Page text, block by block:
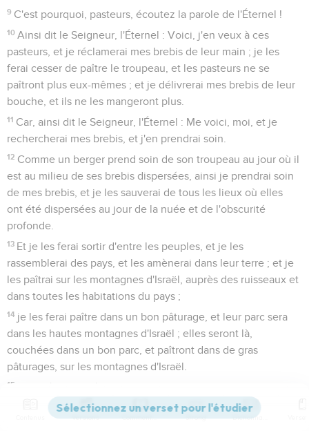
9 C'est pourquoi, pasteurs, écoutez la parole de l'Éternel !
10 Ainsi dit le Seigneur, l'Éternel : Voici, j'en veux à ces
pasteurs, et je réclamerai mes brebis de leur main ; je les
ferai cesser de paître le troupeau, et les pasteurs ne se
paîtront plus eux-mêmes ; et je délivrerai mes brebis de leur
bouche, et ils ne les mangeront plus.
11 Car, ainsi dit le Seigneur, l'Éternel : Me voici, moi, et je
rechercherai mes brebis, et j'en prendrai soin.
12 Comme un berger prend soin de son troupeau au jour où il
est au milieu de ses brebis dispersées, ainsi je prendrai soin
de mes brebis, et je les sauverai de tous les lieux où elles
ont été dispersées au jour de la nuée et de l'obscurité
profonde.
13 Et je les ferai sortir d'entre les peuples, et je les
rassemblerai des pays, et les amènerai dans leur terre ; et je
les paîtrai sur les montagnes d'Israël, auprès des ruisseaux et
dans toutes les habitations du pays ;
14 je les ferai paître dans un bon pâturage, et leur parc sera
dans les hautes montagnes d'Israël ; elles seront là,
couchées dans un bon parc, et paîtront dans de gras
pâturages, sur les montagnes d'Israël.
15
Moi-même je paîtrai mes brebis, et moi je les ferai reposer,
dit le Seigneur, l'Éternel.
Versions Commentaires Strong